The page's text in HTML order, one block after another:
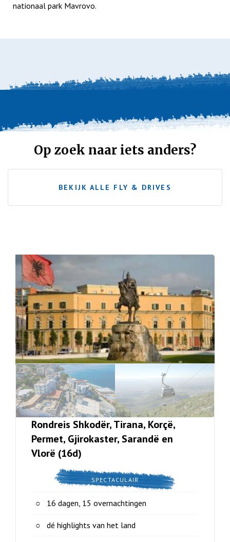
nationaal park Mavrovo.
Op zoek naar iets anders?
BEKIJK ALLE FLY & DRIVES
Rondreis Shkodër, Tirana, Korçë,
Permet, Gjirokaster, Sarandë en
Vlorë (16d)
SPECTACULAIR
16 dagen, 15 overnachtingen
dé highlights van het land